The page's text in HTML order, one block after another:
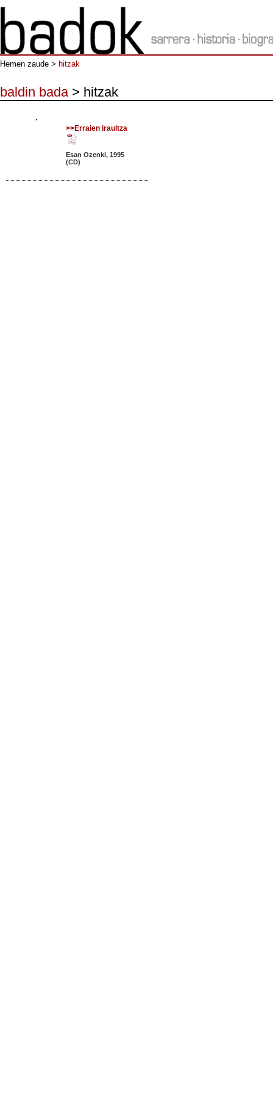
Hemen zaude > hitzak
baldin bada > hitzak
>>Erraien iraultza
Esan Ozenki, 1995
(CD)